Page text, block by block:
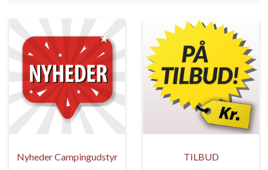
Nyheder Campingudstyr TILBUD